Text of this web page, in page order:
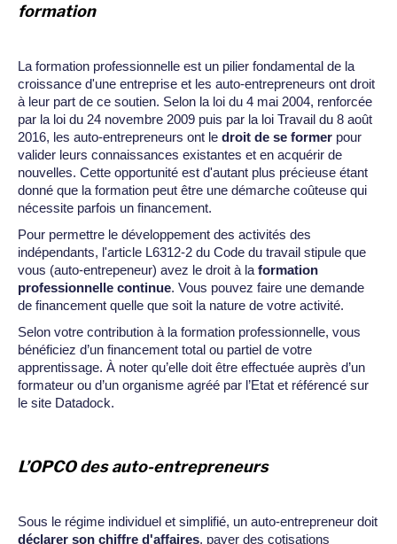
formation
La formation professionnelle est un pilier fondamental de la
croissance d'une entreprise et les auto-entrepreneurs ont droit
à leur part de ce soutien. Selon la loi du 4 mai 2004, renforcée
par la loi du 24 novembre 2009 puis par la loi Travail du 8 août
2016, les auto-entrepreneurs ont le droit de se former pour
valider leurs connaissances existantes et en acquérir de
nouvelles. Cette opportunité est d'autant plus précieuse étant
donné que la formation peut être une démarche coûteuse qui
nécessite parfois un financement.
Pour permettre le développement des activités des
indépendants, l'article L6312-2 du Code du travail stipule que
vous (auto-entrepeneur) avez le droit à la formation
professionnelle continue. Vous pouvez faire une demande
de financement quelle que soit la nature de votre activité.
Selon votre contribution à la formation professionnelle, vous
bénéficiez d’un financement total ou partiel de votre
apprentissage. À noter qu’elle doit être effectuée auprès d’un
formateur ou d’un organisme agréé par l’Etat et référencé sur
le site Datadock.
L’OPCO des auto-entrepreneurs
Sous le régime individuel et simplifié, un auto-entrepreneur doit
déclarer son chiffre d'affaires, payer des cotisations